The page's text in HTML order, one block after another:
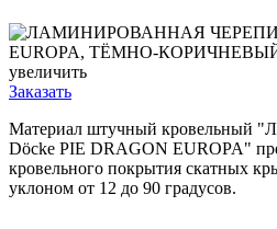
увеличить
Заказать
Материал штучный кровельный
Döcke PIE DRAGON EUROPA"
кровельного покрытия скатных
уклоном от 12 до 90 градусов.